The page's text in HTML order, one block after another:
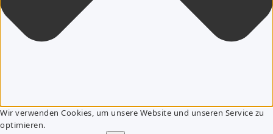
Wir verwenden Cookies, um unsere Website und unseren Service zu
optimieren.